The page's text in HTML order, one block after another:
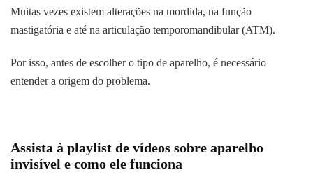
Muitas vezes existem alterações na mordida, na função
mastigatória e até na articulação temporomandibular (ATM).
Por isso, antes de escolher o tipo de aparelho, é necessário
entender a origem do problema.
Assista à playlist de vídeos sobre aparelho
invisível e como ele funciona